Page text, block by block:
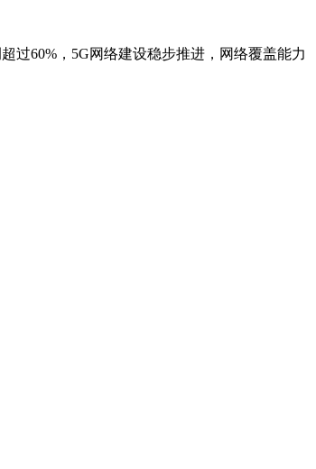
过60%，5G网络建设稳步推进，网络覆盖能力